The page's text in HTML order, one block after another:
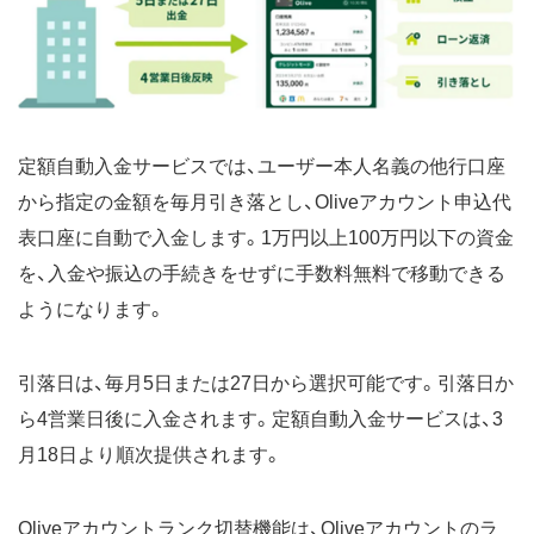
定額自動入金サービスでは、ユーザー本人名義の他行口座
から指定の金額を毎月引き落とし、Oliveアカウント申込代
表口座に自動で入金します。1万円以上100万円以下の資金
を、入金や振込の手続きをせずに手数料無料で移動できる
ようになります。
引落日は、毎月5日または27日から選択可能です。引落日か
ら4営業日後に入金されます。定額自動入金サービスは、3
月18日より順次提供されます。
Oliveアカウントランク切替機能は、Oliveアカウントのラ